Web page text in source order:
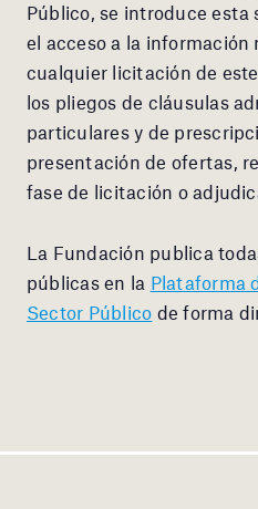
Público, se introduce
el acceso a la información
cualquier licitación de
los pliegos de cláusulas
particulares y de
presentación de ofertas,
fase de licitación o
La Fundación publica
públicas en la Plataforma
Sector Público de forma